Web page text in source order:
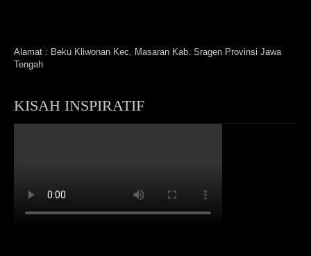
Alamat : Beku Kliwonan Kec. Masaran Kab. Sragen Provinsi Jawa
Tengah
KISAH INSPIRATIF